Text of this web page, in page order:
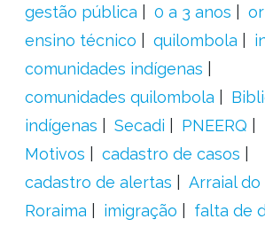
gestão pública
0 a 3 anos
ensino técnico
quilombola
comunidades indígenas
comunidades quilombola
indígenas
Secadi PNEERQ
Motivos
cadastro de casos
cadastro de alertas
Arraial do
Roraima
imigração
falta de